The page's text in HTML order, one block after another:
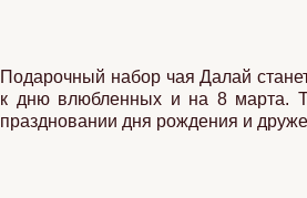
Подарочный набор чая Далай
к дню влюбленных и на 8 марта.
праздновании дня рождения и